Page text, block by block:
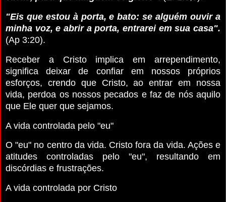
"Eis que estou à porta, e bato: se alguém ouvir a
minha voz, e abrir a porta, entrarei em sua casa".
(Ap 3:20).
Receber a Cristo implica em arrependimento,
significa deixar de confiar em nossos próprios
esforços, crendo que Cristo, ao entrar em nossa
vida, perdoa os nossos pecados e faz de nós aquilo
que Ele quer que sejamos.
A vida controlada pelo "eu"
O "eu" no centro da vida. Cristo fora da vida. Ações e
atitudes controladas pelo "eu", resultando em
discórdias e frustrações.
A vida controlada por Cristo